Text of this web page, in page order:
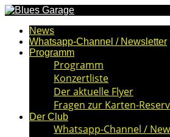
News
Whatsapp-Channel / Newsletter
Programm
Programm
Konzertliste
Der aktuelle Flyer
Fragen zur Karten-
Der Club
Whatsapp-Channel /